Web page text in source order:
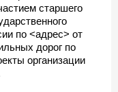
старшего
по <адрес> от
дорог по
организации